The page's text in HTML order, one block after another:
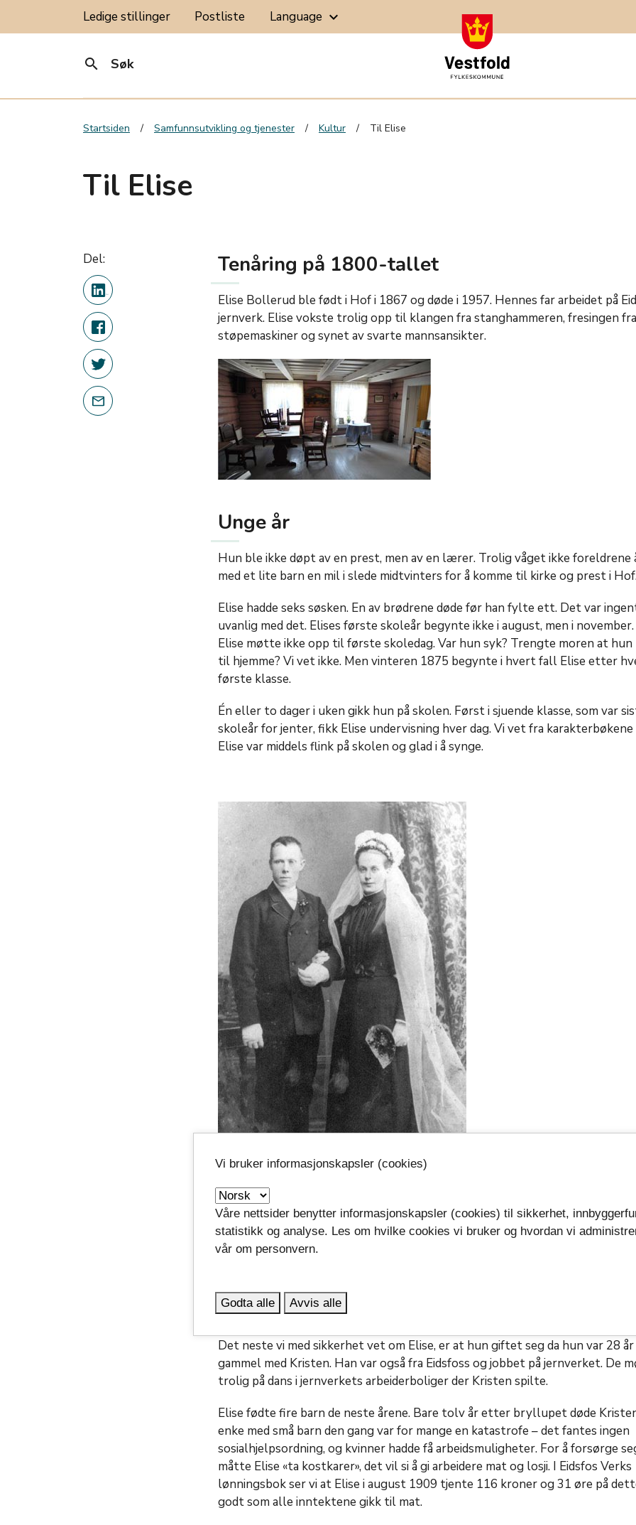
Ledige stillinger Postliste Language keyboard_arrow_down
search Søk
Startsiden Samfunnsutvikling og tjenester Kultur Til Elise
Til Elise
Del: Tenåring på 1800-tallet
Elise Bollerud ble født i Hof i 1867 og døde i 1957. Hennes far arbeidet på
jernverk. Elise vokste trolig opp til klangen fra stanghammeren, fresingen fra
støpemaskiner og synet av svarte mannsansikter.
Unge år
Hun ble ikke døpt av en prest, men av en lærer. Trolig våget ikke foreldrene
med et lite barn en mil i slede midtvinters for å komme til kirke og prest i
Elise hadde seks søsken. En av brødrene døde før han fylte ett. Det var
uvanlig med det. Elises første skoleår begynte ikke i august, men i
Elise møtte ikke opp til første skoledag. Var hun syk? Trengte moren at hun
til hjemme? Vi vet ikke. Men vinteren 1875 begynte i hvert fall Elise etter
første klasse.
Én eller to dager i uken gikk hun på skolen. Først i sjuende klasse, som var
skoleår for jenter, fikk Elise undervisning hver dag. Vi vet fra
Elise var middels flink på skolen og glad i å synge.
Sent gift, tidlig enke
konfirmert i 1882. Vi vet også at hun i en periode etter det var tjenestepike
Gade i Kristiania.
Det neste vi med sikkerhet vet om Elise, er at hun giftet seg da hun var 28 år
gammel med Kristen. Han var også fra Eidsfoss og jobbet på jernverket. De
trolig på dans i jernverkets arbeiderboliger der Kristen spilte.
Elise fødte fire barn de neste årene. Bare tolv år etter bryllupet døde
enke med små barn den gang var for mange en katastrofe – det fantes ingen
sosialhjelpsordning, og kvinner hadde få arbeidsmuligheter. For å forsørge
måtte Elise «ta kostkarer», det vil si å gi arbeidere mat og losji. I Eidsfos Verks
lønningsbok ser vi at Elise i august 1909 tjente 116 kroner og 31 øre på
godt som alle inntektene gikk til mat.
Vi bruker informasjonskapsler (cookies)
Våre nettsider benytter informasjonskapsler (cookies) til sikkerhet,
statistikk og analyse. Les om hvilke cookies vi bruker og hvordan vi
vår om personvern.
Godta alle Avvis alle